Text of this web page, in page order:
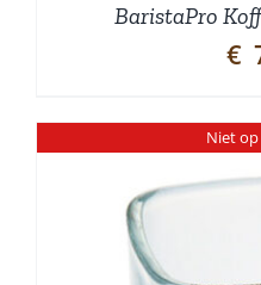
BaristaPro
€
Niet